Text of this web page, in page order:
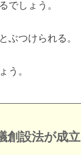
でしょう。
ぶつけられる。
う。
創設法が成立